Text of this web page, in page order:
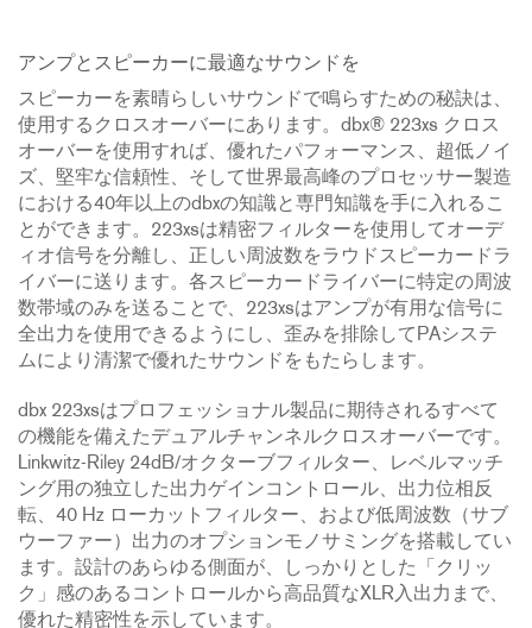
アンプとスピーカーに最適なサウンドを
スピーカーを素晴らしいサウンドで鳴らすための秘訣は、
使用するクロスオーバーにあります。dbx® 223xs クロス
オーバーを使用すれば、優れたパフォーマンス、超低ノイ
ズ、堅牢な信頼性、そして世界最高峰のプロセッサー製造
における40年以上のdbxの知識と専門知識を手に入れるこ
とができます。223xsは精密フィルターを使用してオーデ
ィオ信号を分離し、正しい周波数をラウドスピーカードラ
イバーに送ります。各スピーカードライバーに特定の周波
数帯域のみを送ることで、223xsはアンプが有用な信号に
全出力を使用できるようにし、歪みを排除してPAシステ
ムにより清潔で優れたサウンドをもたらします。
dbx 223xsはプロフェッショナル製品に期待されるすべて
の機能を備えたデュアルチャンネルクロスオーバーです。
Linkwitz-Riley 24dB/オクターブフィルター、レベルマッチ
ング用の独立した出力ゲインコントロール、出力位相反
転、40 Hz ローカットフィルター、および低周波数（サブ
ウーファー）出力のオプションモノサミングを搭載してい
ます。設計のあらゆる側面が、しっかりとした「クリッ
ク」感のあるコントロールから高品質なXLR入出力まで、
優れた精密性を示しています。